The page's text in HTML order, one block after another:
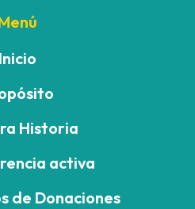
Inicio
Historia
activa
de Donaciones